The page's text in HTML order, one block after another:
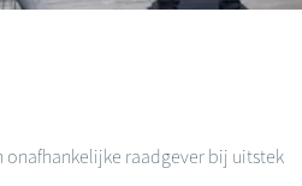
raadgever bij uitstek